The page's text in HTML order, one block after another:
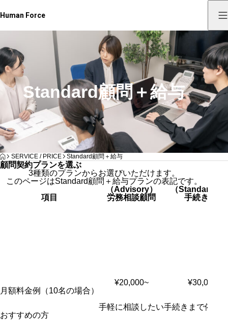
Human Force
Standard顧問＋給与
HOME
SERVICE / PRICE Standard顧問＋給与
顧問契約プランを選ぶ
3種類のプランからお選びいただけます。
このページはStandard顧問＋給与プランの表記です。
項目
（Advisory）
労務相談顧問
（Standard
手続き顧問
月額料金例（10名の場合）
¥20,000~ ¥30,000~
おすすめの方
手軽に相談したい手続きまで依頼